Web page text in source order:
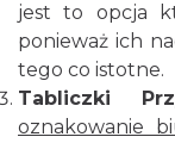
jest to opcja
ponieważ ich
tego co istotne.
Tabliczki
oznakowanie